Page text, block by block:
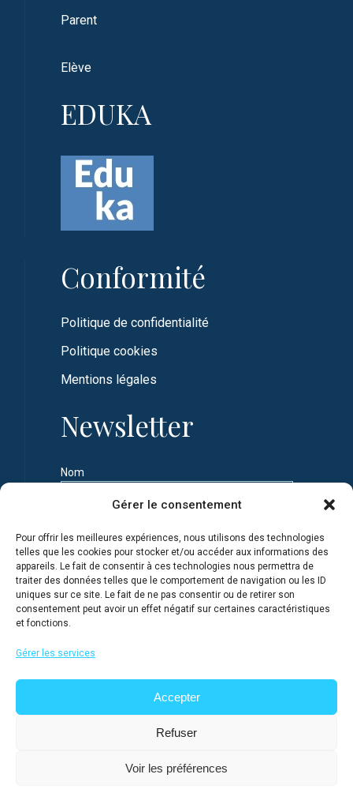
Gérer le consentement
Pour offrir les meilleures expériences, nous utilisons des technologies
telles que les cookies pour stocker et/ou accéder aux informations des
appareils. Le fait de consentir à ces technologies nous permettra de
traiter des données telles que le comportement de navigation ou les ID
uniques sur ce site. Le fait de ne pas consentir ou de retirer son
consentement peut avoir un effet négatif sur certaines caractéristiques
et fonctions.
Gérer les services
Accepter
Refuser
Voir les préférences
Parent
Elève
EDUKA
Conformité
Politique de confidentialité
Politique cookies
Mentions légales
Newsletter
Nom
Adresse e-mail
confidentialité du site